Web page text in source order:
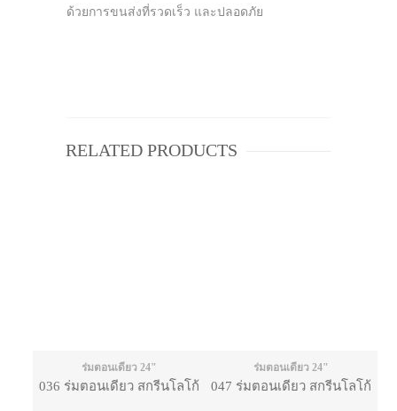
ด้วยการขนส่งที่รวดเร็ว และปลอดภัย
RELATED PRODUCTS
ร่มตอนเดียว 24"
036 ร่มตอนเดียว สกรีนโลโก้
ร่มตอนเดียว 24"
047 ร่มตอนเดียว สกรีนโลโก้